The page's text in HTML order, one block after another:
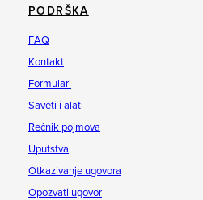
PODRŠKA
FAQ
Kontakt
Formulari
Saveti i alati
Rečnik pojmova
Uputstva
Otkazivanje ugovora
Opozvati ugovor